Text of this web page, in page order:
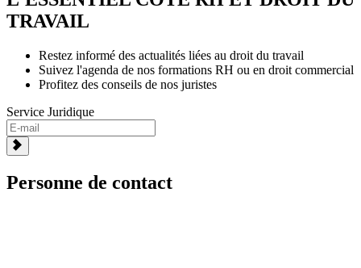
TRAVAIL
Restez informé des actualités liées au droit du travail
Suivez l'agenda de nos formations RH ou en droit commercial
Profitez des conseils de nos juristes
Service Juridique
Personne de contact